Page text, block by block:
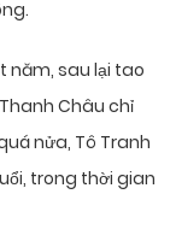
năm, sau lại tao
Châu chỉ
nửa, Tô Tranh
trong thời gian